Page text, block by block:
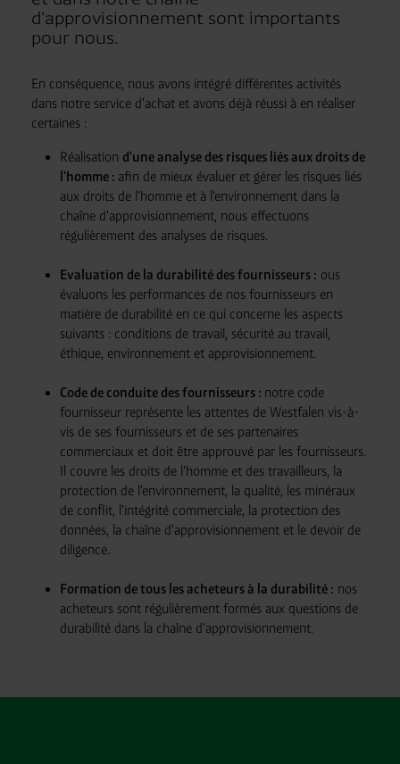
d'approvisionnement sont importants
pour nous.
En conséquence, nous avons intégré différentes activités
dans notre service d'achat et avons déjà réussi à en réaliser
certaines :
Réalisation d'une analyse des risques liés aux droits de
l'homme : afin de mieux évaluer et gérer les risques liés
aux droits de l'homme et à l'environnement dans la
chaîne d'approvisionnement, nous effectuons
régulièrement des analyses de risques.
Evaluation de la durabilité des fournisseurs : ous
évaluons les performances de nos fournisseurs en
matière de durabilité en ce qui concerne les aspects
suivants : conditions de travail, sécurité au travail,
éthique, environnement et approvisionnement.
Code de conduite des fournisseurs : notre code
fournisseur représente les attentes de Westfalen vis-à-
vis de ses fournisseurs et de ses partenaires
commerciaux et doit être approuvé par les fournisseurs.
Il couvre les droits de l'homme et des travailleurs, la
protection de l'environnement, la qualité, les minéraux
de conflit, l'intégrité commerciale, la protection des
données, la chaîne d'approvisionnement et le devoir de
diligence.
Formation de tous les acheteurs à la durabilité : nos
acheteurs sont régulièrement formés aux questions de
durabilité dans la chaîne d'approvisionnement.